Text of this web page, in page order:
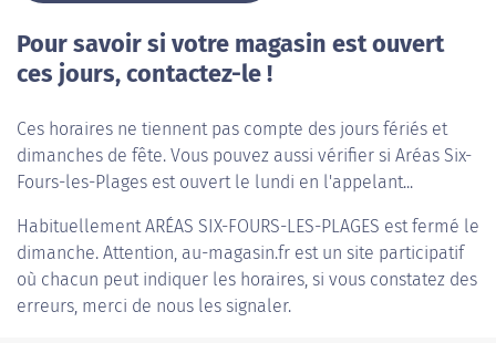
Pour savoir si votre magasin est ouvert
ces jours, contactez-le !
Ces horaires ne tiennent pas compte des jours fériés et
dimanches de fête. Vous pouvez aussi vérifier si Aréas Six-
Fours-les-Plages est ouvert le lundi en l'appelant...
HabituellementARÉAS SIX-FOURS-LES-PLAGES est fermé le
dimanche. Attention, au-magasin.fr est un site participatif
où chacun peut indiquer les horaires, si vous constatez des
erreurs, merci de nous les signaler.